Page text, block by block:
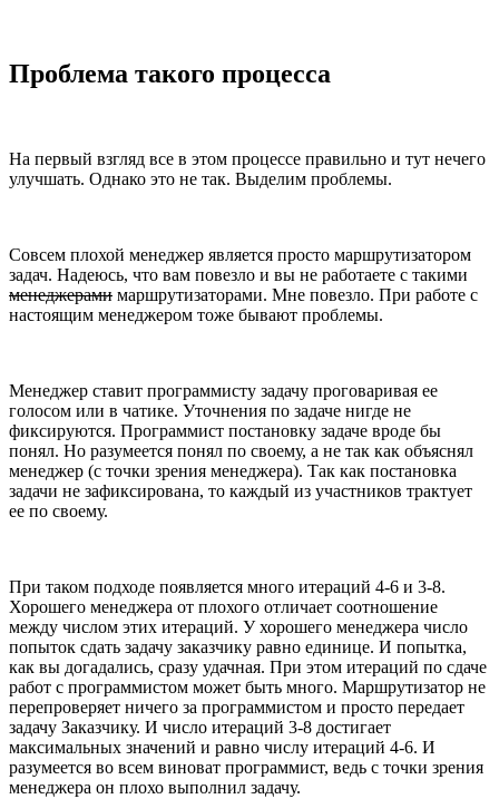
Проблема такого процесса
На первый взгляд все в этом процессе правильно и тут нечего
улучшать. Однако это не так. Выделим проблемы.
Совсем плохой менеджер является просто маршрутизатором
задач. Надеюсь, что вам повезло и вы не работаете с такими
менеджерами маршрутизаторами. Мне повезло. При работе с
настоящим менеджером тоже бывают проблемы.
Менеджер ставит программисту задачу проговаривая ее
голосом или в чатике. Уточнения по задаче нигде не
фиксируются. Программист постановку задаче вроде бы
понял. Но разумеется понял по своему, а не так как объяснял
менеджер (с точки зрения менеджера). Так как постановка
задачи не зафиксирована, то каждый из участников трактует
ее по своему.
При таком подходе появляется много итераций 4-6 и 3-8.
Хорошего менеджера от плохого отличает соотношение
между числом этих итераций. У хорошего менеджера число
попыток сдать задачу заказчику равно единице. И попытка,
как вы догадались, сразу удачная. При этом итераций по сдаче
работ с программистом может быть много. Маршрутизатор не
перепроверяет ничего за программистом и просто передает
задачу Заказчику. И число итераций 3-8 достигает
максимальных значений и равно числу итераций 4-6. И
разумеется во всем виноват программист, ведь с точки зрения
менеджера он плохо выполнил задачу.